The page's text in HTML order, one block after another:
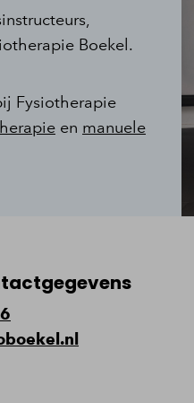
Boekel.
Fysiotherapie
en manuele